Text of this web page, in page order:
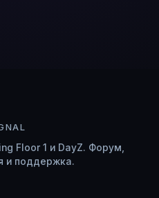
Floor 1 и DayZ. Форум,
и поддержка.